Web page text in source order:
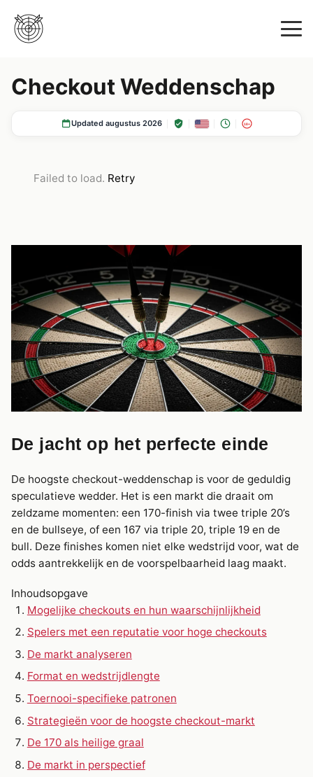
Checkout Weddenschap
Updated augustus 2026 18+
Failed to load. Retry
De jacht op het perfecte einde
De hoogste checkout-weddenschap is voor de geduldig
speculatieve wedder. Het is een markt die draait om
zeldzame momenten: een 170-finish via twee triple 20’s
en de bullseye, of een 167 via triple 20, triple 19 en de
bull. Deze finishes komen niet elke wedstrijd voor, wat de
odds aantrekkelijk en de voorspelbaarheid laag maakt.
Inhoudsopgave
Mogelijke checkouts en hun waarschijnlijkheid
Spelers met een reputatie voor hoge checkouts
De markt analyseren
Format en wedstrijdlengte
Toernooi-specifieke patronen
Strategieën voor de hoogste checkout-markt
De 170 als heilige graal
De markt in perspectief